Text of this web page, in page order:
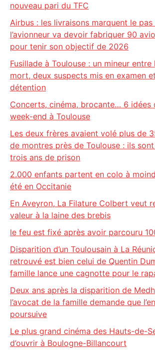
nouveau pari du TFC
Airbus : les livraisons marquent le pas
l’avionneur va devoir fabriquer 90
pour tenir son objectif de 2026
Fusillade à Toulouse : un mineur
mort, deux suspects mis en examen
détention
Concerts, cinéma, brocante… 6 idées
week-end à Toulouse
Les deux frères avaient volé plus de
de montres près de Toulouse : ils
trois ans de prison
2.000 enfants partent en colo à
été en Occitanie
En Aveyron, La Filature Colbert veut
valeur à la laine des brebis
le feu est fixé après avoir parcouru
Disparition d’un Toulousain à La
retrouvé est bien celui de Quentin
famille lance une cagnotte pour le
Deux ans après la disparition de
l’avocat de la famille demande que
poursuive
Le plus grand cinéma des Hauts-de-
d’ouvrir à Boulogne-Billancourt